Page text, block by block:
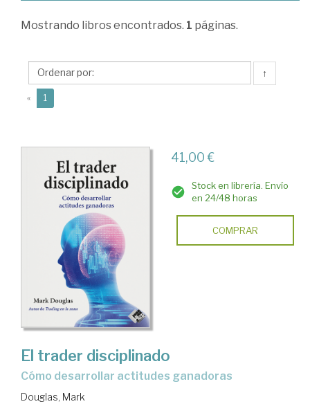
Douglas,
Mostrando libros encontrados. 1 páginas.
↑
« 1
41,00 €
Stock en librería. Envío
en 24/48 horas
COMPRAR
El trader disciplinado
cómo desarrollar actitudes ganadoras
Douglas, Mark